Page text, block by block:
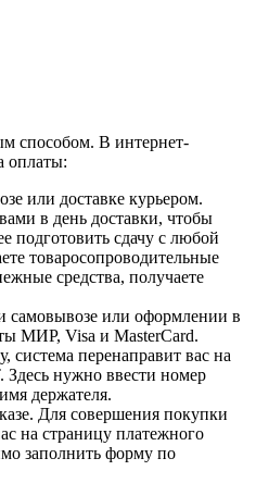
способом. В интернет-
оплаты:
или доставке курьером.
в день доставки, чтобы
подготовить сдачу с любой
товаросопроводительные
средства, получаете
самовывозе или оформлении в
МИР, Visa и MasterCard.
система перенаправит вас на
Здесь нужно ввести номер
держателя.
Для совершения покупки
на страницу платежного
заполнить форму по